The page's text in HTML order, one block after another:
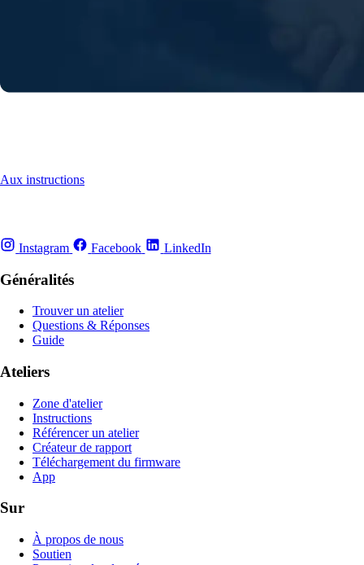
Aux instructions
Instagram Facebook LinkedIn
Généralités
Trouver un atelier
Questions & Réponses
Guide
Ateliers
Zone d'atelier
Instructions
Référencer un atelier
Créateur de rapport
Téléchargement du firmware
App
Sur
À propos de nous
Soutien